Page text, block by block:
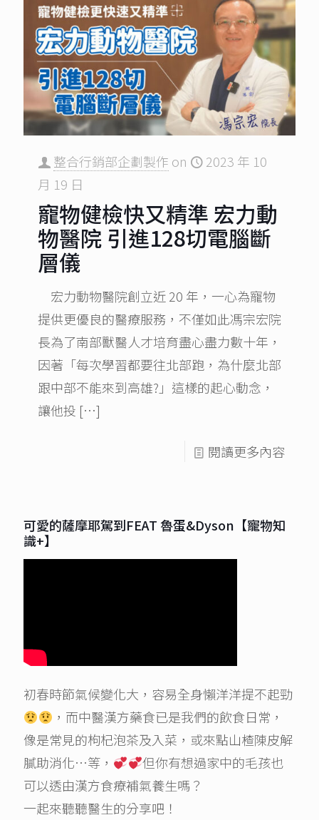
整合行銷部企劃製作 on
2023 年 10
月 19 日
寵物健檢快又精準 宏力動
物醫院 引進128切電腦斷
層儀
宏力動物醫院創立近 20 年，一心為寵物
提供更優良的醫療服務，不僅如此馮宗宏院
長為了南部獸醫人才培育盡心盡力數十年，
因著「每次學習都要往北部跑，為什麼北部
跟中部不能來到高雄?」這樣的起心動念，
讓他投 […]
閱讀更多內容
可愛的薩摩耶駕到FEAT 魯蛋&Dyson【寵物知
識+】
初春時節氣候變化大，容易全身懶洋洋提不起勁
，而中醫漢方藥食已是我們的飲食日常，
像是常見的枸杞泡茶及入菜，或來點山楂陳皮解
膩助消化…等，
但你有想過家中的毛孩也
可以透由漢方食療補氣養生嗎？
一起來聽聽醫生的分享吧！